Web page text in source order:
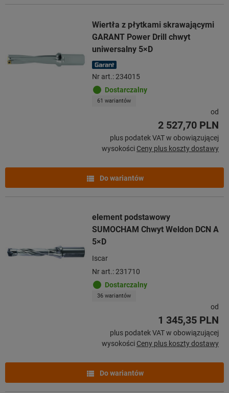
Wiertła z płytkami skrawającymi
GARANT Power Drill chwyt
uniwersalny 5×D
Nr art.: 234015
Dostarczalny
61 wariantów
od
2 527,70 PLN
plus podatek VAT w obowiązującej
wysokości Ceny plus koszty dostawy
Do wariantów
element podstawowy
SUMOCHAM Chwyt Weldon DCN A
5×D
Iscar
Nr art.: 231710
Dostarczalny
36 wariantów
od
1 345,35 PLN
plus podatek VAT w obowiązującej
wysokości Ceny plus koszty dostawy
Do wariantów